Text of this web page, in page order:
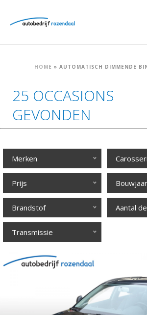
HOME » AUTOMATISCH DIMMENDE
25 OCCASIONS
GEVONDEN
Merken
Prijs Bouwjaar
Brandstof Aantal
Transmissie